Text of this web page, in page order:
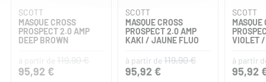
SCOTT
MASQUE CROSS
PROSPECT 2.0 AMP
DEEP BROWN
à partir de 119,90 €
95,92 €
SCOTT
MASQUE CROSS
PROSPECT 2.0 AMP
KAKI / JAUNE FLUO
à partir de119,90 €
95,92 €
SCOTT
MASQUE
VIOLET
à partir
95,92